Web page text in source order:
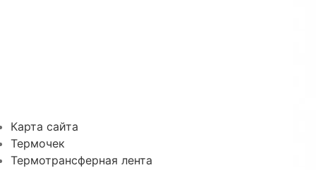
Карта сайта
Термочек
Термотрансферная лента